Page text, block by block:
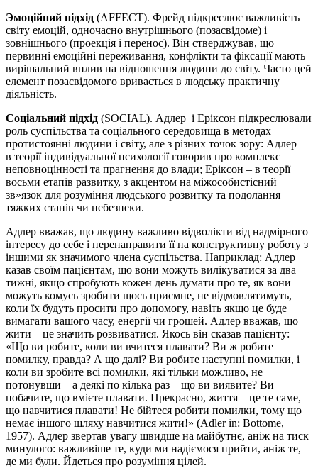
Эмоційний підхід (AFFECT). Фрейд підкреслює важливість
світу емоцій, одночасно внутрішнього (позасвідоме) і
зовнішнього (проекція і перенос). Він стверджував, що
первинні емоційні переживання, конфлікти та фіксації мають
вирішальний вплив на відношення людини до світу. Часто цей
елемент позасвідомого вривається в людську практичну
діяльність.
Соціальний підхід (SOCIAL). Адлер і Еріксон підкреслювали
роль суспільства та соціального середовища в методах
протистоянні людини і світу, але з різних точок зору: Адлер –
в теорії індивідуальної психології говорив про комплекс
неповноцінності та прагнення до влади; Еріксон – в теорії
восьми етапів развитку, з акцентом на міжособистісний
зв»язок для розуміння людського розвитку та подолання
тяжких станів чи небезпеки.
Адлер вважав, що людину важливо відволікти від надмірного
інтересу до себе і перенаправити її на конструктивну роботу з
іншими як значимого члена суспільства. Наприклад: Адлер
казав своїм пацієнтам, що вони можуть вилікуватися за два
тижні, якщо спробують кожен день думати про те, як вони
можуть комусь зробити щось приємне, не відмовлятимуть,
коли їх будуть просити про допомогу, навіть якщо це буде
вимагати вашого часу, енергії чи грошей. Адлер вважав, що
жити – це значить розвиватися. Якось він сказав пацієнту:
«Що ви робите, коли ви вчитеся плавати? Ви ж робите
помилку, правда? А що далі? Ви робите наступні помилки, і
коли ви зробите всі помилки, які тільки можливо, не
потонувши – а деякі по кілька раз – що ви виявите? Ви
побачите, що вмієте плавати. Прекрасно, життя – це те саме,
що навчитися плавати! Не бійтеся робити помилки, тому що
немає іншого шляху навчитися жити!» (Adler in: Bottome,
1957). Адлер звертав увагу швидше на майбутнє, аніж на тиск
минулого: важливіше те, куди ми надіємося прийти, аніж те,
де ми були. Йдеться про розуміння цілей.